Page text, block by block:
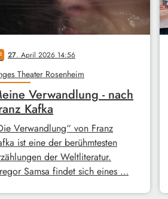
27. April 2026 14:56
Theater Rosenheim
Verwandlung - nach
Kafka
Verwandlung“ von Franz
ist eine der berühmtesten
der Weltliteratur.
Samsa findet sich eines …